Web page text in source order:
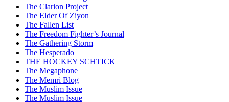
The Clarion Project
The Elder Of Ziyon
The Fallen List
The Freedom Fighter’s Journal
The Gathering Storm
The Hesperado
THE HOCKEY SCHTICK
The Megaphone
The Memri Blog
The Muslim Issue
The Muslim Issue